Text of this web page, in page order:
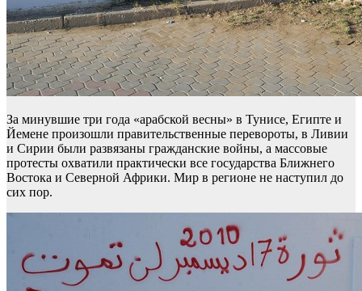
За минувшие три года «арабской весны» в Тунисе, Египте и
Йемене произошли правительственные перевороты, в Ливии
и Сирии были развязаны гражданские войны, а массовые
протесты охватили практически все государства Ближнего
Востока и Северной Африки. Мир в регионе не наступил до
сих пор.